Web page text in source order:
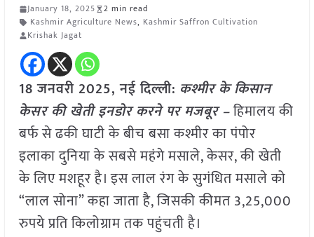
January 18, 2025
2 min read
Kashmir Agriculture News, Kashmir Saffron Cultivation
Krishak Jagat
18 जनवरी 2025, नई दिल्ली: कश्मीर के किसान
केसर की खेती इनडोर करने पर मजबूर –हिमालय की
बर्फ से ढकी घाटी के बीच बसा कश्मीर का पंपोर
इलाका दुनिया के सबसे महंगे मसाले, केसर, की खेती
के लिए मशहूर है। इस लाल रंग के सुगंधित मसाले को
“लाल सोना” कहा जाता है, जिसकी कीमत 3,25,000
रुपये प्रति किलोग्राम तक पहुंचती है।